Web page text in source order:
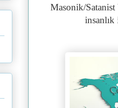
Masonik/